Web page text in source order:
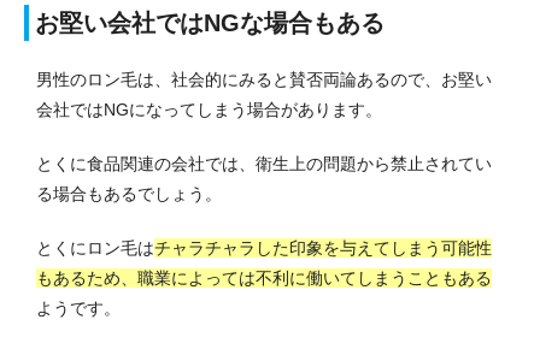
お堅い会社ではNGな場合もある
男性のロン毛は、社会的にみると賛否両論あるので、お堅い
会社ではNGになってしまう場合があります。
とくに食品関連の会社では、衛生上の問題から禁止されてい
る場合もあるでしょう。
とくにロン毛はチャラチャラした印象を与えてしまう可能性
もあるため、職業によっては不利に働いてしまうこともある
ようです。